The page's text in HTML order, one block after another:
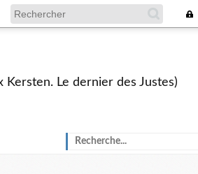
Le dernier des Justes)